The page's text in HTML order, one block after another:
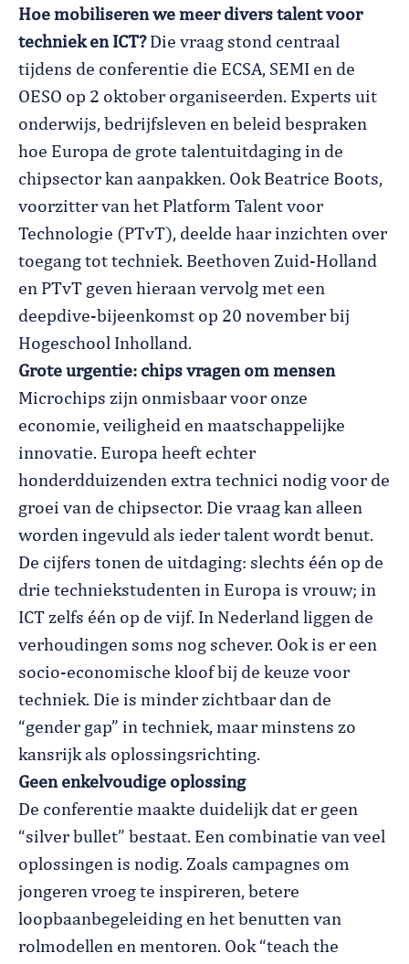
Hoe mobiliseren we meer divers talent voor
techniek en ICT?Die vraag stond centraal
tijdens de conferentie die ECSA, SEMI en de
OESO op 2 oktober organiseerden. Experts uit
onderwijs, bedrijfsleven en beleid bespraken
hoe Europa de grote talentuitdaging in de
chipsector kan aanpakken. Ook Beatrice Boots,
voorzitter van het Platform Talent voor
Technologie (PTvT), deelde haar inzichten over
toegang tot techniek. Beethoven Zuid-Holland
en PTvT geven hieraan vervolg met een
deepdive-bijeenkomst op 20 november bij
Hogeschool Inholland.
Grote urgentie: chips vragen om mensen
Microchips zijn onmisbaar voor onze
economie, veiligheid en maatschappelijke
innovatie. Europa heeft echter
honderdduizenden extra technici nodig voor de
groei van de chipsector. Die vraag kan alleen
worden ingevuld als ieder talent wordt benut.
De cijfers tonen de uitdaging: slechts één op de
drie techniekstudenten in Europa is vrouw; in
ICT zelfs één op de vijf. In Nederland liggen de
verhoudingen soms nog schever. Ook is er een
socio-economische kloof bij de keuze voor
techniek. Die is minder zichtbaar dan de
“gender gap” in techniek, maar minstens zo
kansrijk als oplossingsrichting.
Geen enkelvoudige oplossing
De conferentie maakte duidelijk dat er geen
“silver bullet” bestaat. Een combinatie van veel
oplossingen is nodig. Zoals campagnes om
jongeren vroeg te inspireren, betere
loopbaanbegeleiding en het benutten van
rolmodellen en mentoren. Ook “teach the